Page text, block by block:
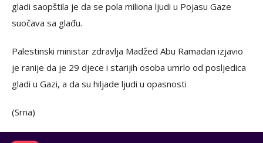
gladi saopštila je da se pola miliona ljudi u Pojasu Gaze
suočava sa glađu.
Palestinski ministar zdravlja Madžed Abu Ramadan izjavio
je ranije da je 29 djece i starijih osoba umrlo od posljedica
gladi u Gazi, a da su hiljade ljudi u opasnosti
(Srna)